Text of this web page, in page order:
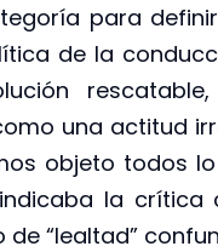
para
de la
una actitud
objeto todos
la
“lealtad”